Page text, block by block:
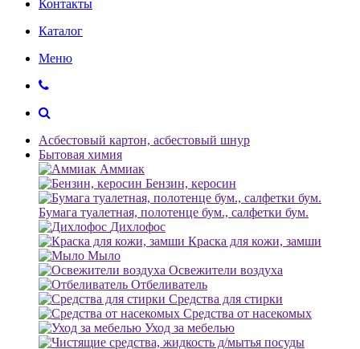
Контакты
Каталог
Меню
Асбестовый картон, асбестовый шнур
Бытовая химия
Аммиак
Бензин, керосин
Бумага туалетная, полотенце бум., салфетки бум.
Дихлофос
Краска для кожи, замши
Мыло
Освежители воздуха
Отбеливатель
Средства для стирки
Средства от насекомых
Уход за мебелью